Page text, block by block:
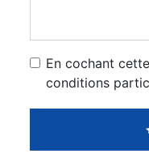
En cochant
conditions